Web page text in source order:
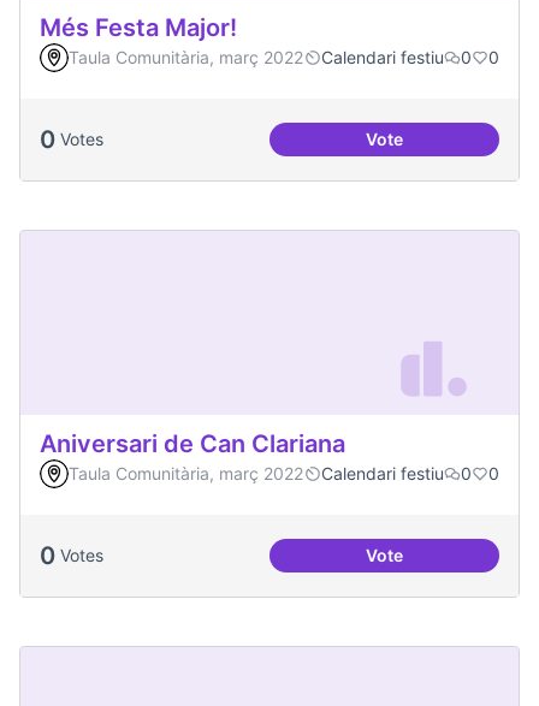
Més Festa Major!
Taula Comunitària, març 2022 Calendari festiu 0 0
0 Votes VoteMés Festa Major!
Aniversari de Can Clariana
Taula Comunitària, març 2022 Calendari festiu 0 0
0 Votes VoteAniversari de Can